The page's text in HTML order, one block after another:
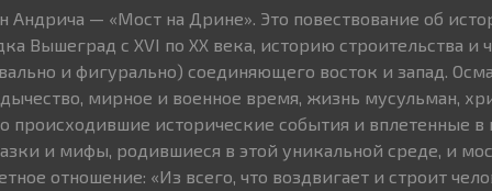
— «Мост на Дрине». Это повествование об
Вышеград с XVI по XX века, историю строительства и
и фигурально) соединяющего восток и запад.
мирное и военное время, жизнь мусульман,
происходившие исторические события и вплетенные в
и мифы, родившиеся в этой уникальной среде, и
отношение: «Из всего, что воздвигает и строит